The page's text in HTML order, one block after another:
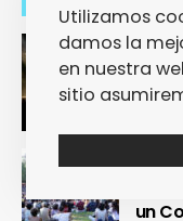
OUR
la
un
Utilizamos
damos la
en nuestra
sitio